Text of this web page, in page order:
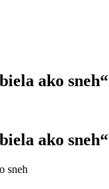
ako sneh“
ako sneh“
sneh